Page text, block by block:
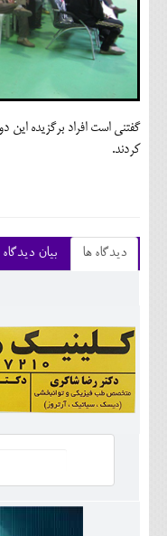
گفتنی است افراد برگزیده این
کردند.
دیدگاه ها بیان دیدگاه